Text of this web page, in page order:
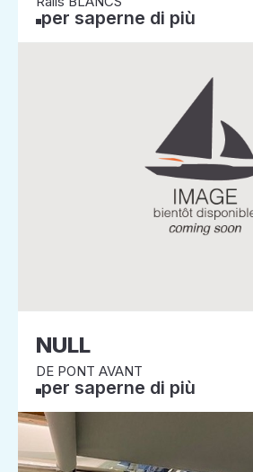
per saperne di più
NULL
DE PONT AVANT
per saperne di più